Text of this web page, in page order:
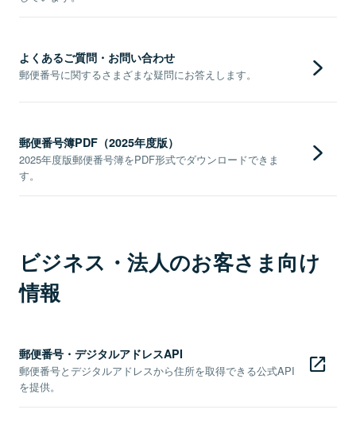
よくあるご質問・お問い合わせ
郵便番号に関するさまざまな疑問にお答えします。
郵便番号簿PDF（2025年度版）
2025年度版郵便番号簿をPDF形式でダウンロードできま
す。
ビジネス・法人のお客さま向け
情報
郵便番号・デジタルアドレスAPI
郵便番号とデジタルアドレスから住所を取得できる公式API
を提供。